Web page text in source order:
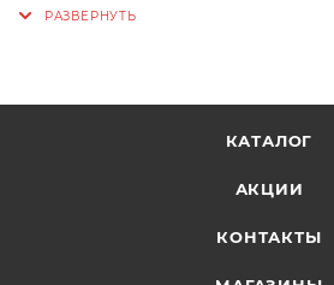
Эффективный влагоотвод:
удобен, не давит, легко
КАТАЛОГ
АКЦИИ
КОНТАКТЫ